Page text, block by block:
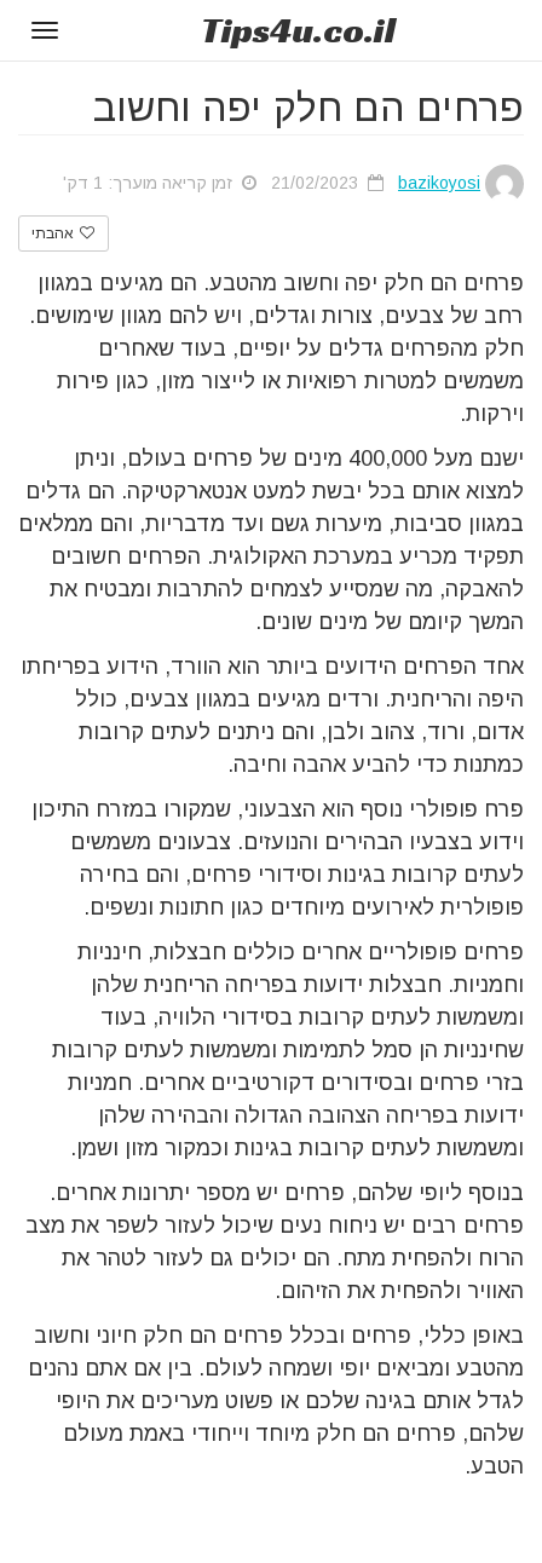
Tips4u.co.il
פרחים הם חלק יפה וחשוב
bazikoyosi זמן קריאה מוערך: 1 דק'
אהבתי
פרחים הם חלק יפה וחשוב מהטבע. הם מגיעים במגוון
רחב של צבעים, צורות וגדלים, ויש להם מגוון שימושים.
חלק מהפרחים גדלים על יופיים, בעוד שאחרים
משמשים למטרות רפואיות או לייצור מזון, כגון פירות
וירקות.
ישנם מעל 400,000 מינים של פרחים בעולם, וניתן
למצוא אותם בכל יבשת למעט אנטארקטיקה. הם גדלים
במגוון סביבות, מיערות גשם ועד מדבריות, והם ממלאים
תפקיד מכריע במערכת האקולוגית. הפרחים חשובים
להאבקה, מה שמסייע לצמחים להתרבות ומבטיח את
המשך קיומם של מינים שונים.
אחד הפרחים הידועים ביותר הוא הוורד, הידוע בפריחתו
היפה והריחנית. ורדים מגיעים במגוון צבעים, כולל
אדום, ורוד, צהוב ולבן, והם ניתנים לעתים קרובות
כמתנות כדי להביע אהבה וחיבה.
פרח פופולרי נוסף הוא הצבעוני, שמקורו במזרח התיכון
וידוע בצבעיו הבהירים והנועזים. צבעונים משמשים
לעתים קרובות בגינות וסידורי פרחים, והם בחירה
פופולרית לאירועים מיוחדים כגון חתונות ונשפים.
פרחים פופולריים אחרים כוללים חבצלות, חינניות
וחמניות. חבצלות ידועות בפריחה הריחנית שלהן
ומשמשות לעתים קרובות בסידורי הלוויה, בעוד
שחינניות הן סמל לתמימות ומשמשות לעתים קרובות
בזרי פרחים ובסידורים דקורטיביים אחרים. חמניות
ידועות בפריחה הצהובה הגדולה והבהירה שלהן
ומשמשות לעתים קרובות בגינות וכמקור מזון ושמן.
בנוסף ליופי שלהם, פרחים יש מספר יתרונות אחרים.
פרחים רבים יש ניחוח נעים שיכול לעזור לשפר את מצב
הרוח ולהפחית מתח. הם יכולים גם לעזור לטהר את
האוויר ולהפחית את הזיהום.
באופן כללי, פרחים ובכלל פרחים הם חלק חיוני וחשוב
מהטבע ומביאים יופי ושמחה לעולם. בין אם אתם נהנים
לגדל אותם בגינה שלכם או פשוט מעריכים את היופי
שלהם, פרחים הם חלק מיוחד וייחודי באמת מעולם
הטבע.